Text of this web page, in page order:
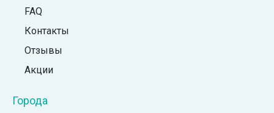
FAQ
Контакты
Отзывы
Акции
Города